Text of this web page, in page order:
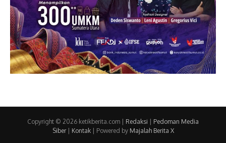
Copyright © 2026 ketikberita.com | Redaksi
Pedoman Media
Siber| Kontak| Powered by Majalah Berita X